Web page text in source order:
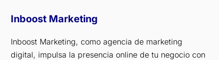
Inboost Marketing
Inboost Marketing, como agencia de marketing
digital, impulsa la presencia online de tu negocio con